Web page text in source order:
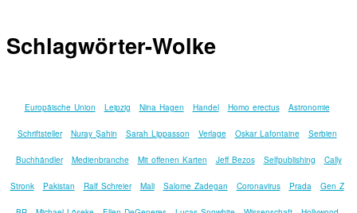
Schlagwörter-Wolke
Europäische Union Leipzig Nina Hagen Handel Homo erectus Astronomie
Schriftsteller Nuray Şahin Sarah Lippasson Verlage Oskar Lafontaine Serbien
Buchhändler Medienbranche Mit offenen Karten Jeff Bezos Selfpublishing Cally
Stronk Pakistan Ralf Schreier Mali Salome Zadegan Coronavirus Prada Gen Z